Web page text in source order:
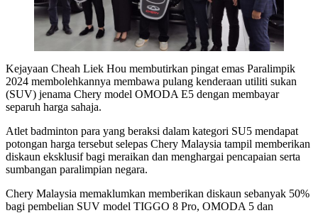
Kejayaan Cheah Liek Hou membutirkan pingat emas Paralimpik
2024 membolehkannya membawa pulang kenderaan utiliti sukan
(SUV) jenama Chery model OMODA E5 dengan membayar
separuh harga sahaja.
Atlet badminton para yang beraksi dalam kategori SU5 mendapat
potongan harga tersebut selepas Chery Malaysia tampil memberikan
diskaun eksklusif bagi meraikan dan menghargai pencapaian serta
sumbangan paralimpian negara.
Chery Malaysia memaklumkan memberikan diskaun sebanyak 50%
bagi pembelian SUV model TIGGO 8 Pro, OMODA 5 dan